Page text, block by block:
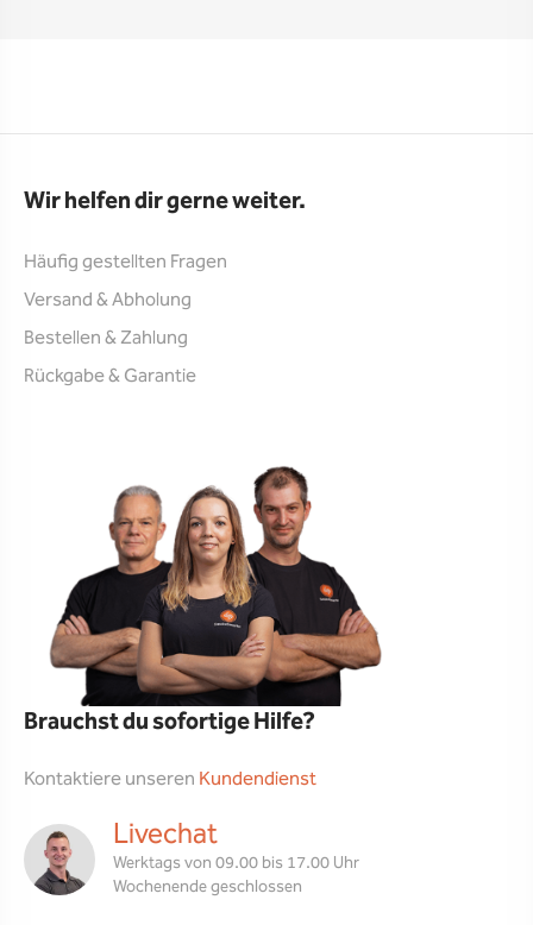
Wir helfen dir gerne weiter.
Häufig gestellten Fragen
Versand & Abholung
Bestellen & Zahlung
Rückgabe & Garantie
Brauchst du sofortige Hilfe?
Kontaktiere unseren Kundendienst
Livechat
Werktags von 09.00 bis 17.00 Uhr
Wochenende geschlossen